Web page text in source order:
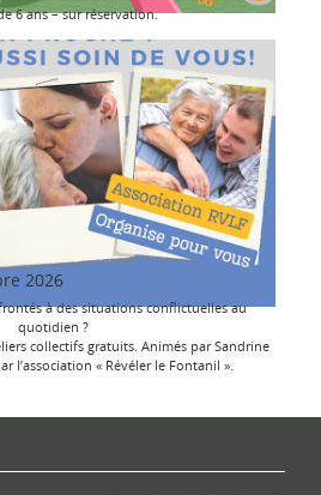
6 ans – sur réservation.
2026
à des situations conflictuelles au
quotidien ?
collectifs gratuits. Animés par Sandrine
l’association « Révéler le Fontanil ».